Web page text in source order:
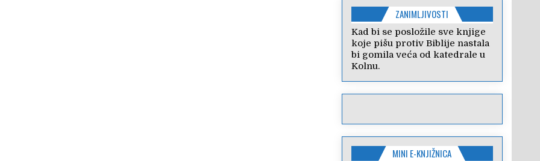
ZANIMLJIVOSTI
Kad bi se posložile sve knjige
koje pišu protiv Biblije nastala
bi gomila veća od katedrale u
Kolnu.
MINI E-KNJIŽNICA